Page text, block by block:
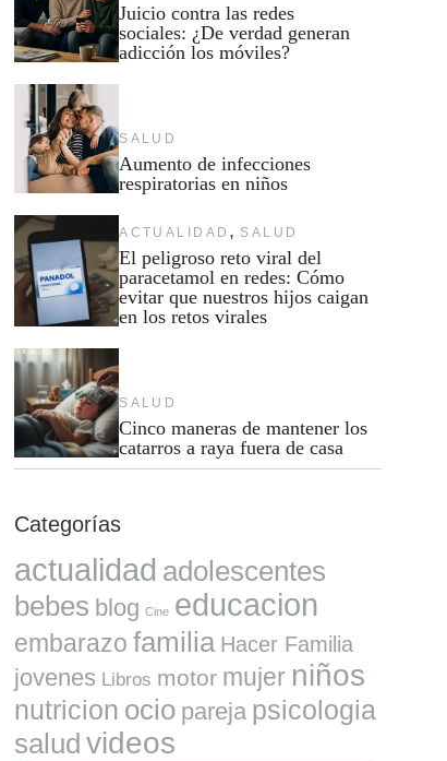
Juicio contra las redes
sociales: ¿De verdad generan
adicción los móviles?
SALUD
Aumento de infecciones
respiratorias en niños
ACTUALIDAD , SALUD
El peligroso reto viral del
paracetamol en redes: Cómo
evitar que nuestros hijos caigan
en los retos virales
SALUD
Cinco maneras de mantener los
catarros a raya fuera de casa
Categorías
actualidad adolescentes
bebes blog Cine educacion
embarazo familia Hacer Familia
jovenes Libros motor mujer niños
nutricion ocio pareja psicologia
salud videos